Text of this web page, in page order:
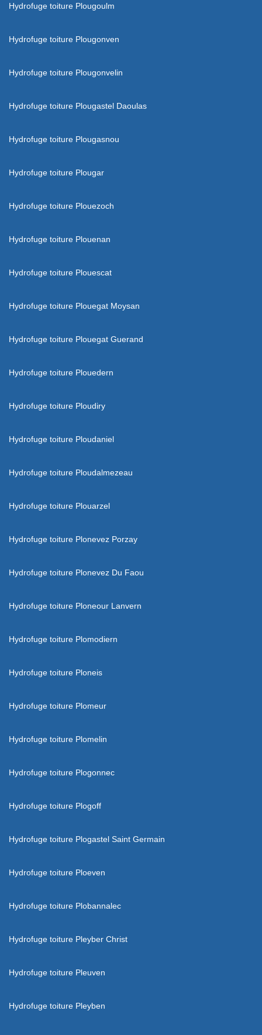
Hydrofuge toiture Plougoulm
Hydrofuge toiture Plougonven
Hydrofuge toiture Plougonvelin
Hydrofuge toiture Plougastel Daoulas
Hydrofuge toiture Plougasnou
Hydrofuge toiture Plougar
Hydrofuge toiture Plouezoch
Hydrofuge toiture Plouenan
Hydrofuge toiture Plouescat
Hydrofuge toiture Plouegat Moysan
Hydrofuge toiture Plouegat Guerand
Hydrofuge toiture Plouedern
Hydrofuge toiture Ploudiry
Hydrofuge toiture Ploudaniel
Hydrofuge toiture Ploudalmezeau
Hydrofuge toiture Plouarzel
Hydrofuge toiture Plonevez Porzay
Hydrofuge toiture Plonevez Du Faou
Hydrofuge toiture Ploneour Lanvern
Hydrofuge toiture Plomodiern
Hydrofuge toiture Ploneis
Hydrofuge toiture Plomeur
Hydrofuge toiture Plomelin
Hydrofuge toiture Plogonnec
Hydrofuge toiture Plogoff
Hydrofuge toiture Plogastel Saint Germain
Hydrofuge toiture Ploeven
Hydrofuge toiture Plobannalec
Hydrofuge toiture Pleyber Christ
Hydrofuge toiture Pleuven
Hydrofuge toiture Pleyben